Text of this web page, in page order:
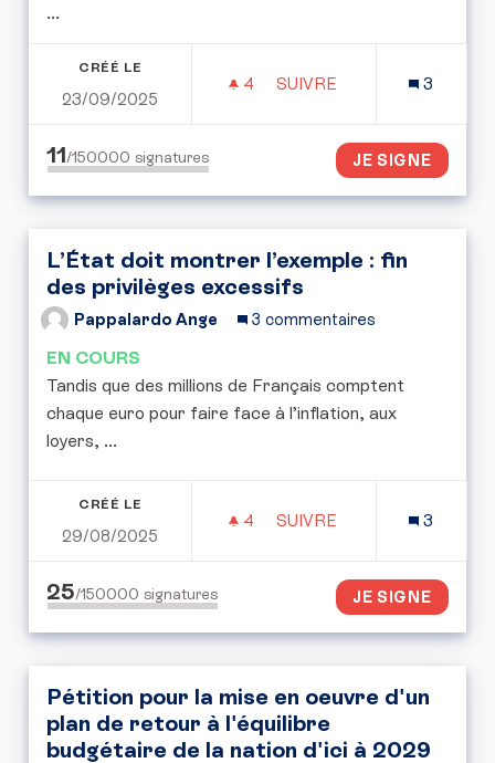
...
CRÉÉ LE
23/09/2025
4 4 ABONNÉS
SUIVRE
3
11/150000 signatures JE SIGNE
L’État doit montrer l’exemple : fin
des privilèges excessifs
Pappalardo Ange 3 commentaires
EN COURS
Tandis que des millions de Français comptent
chaque euro pour faire face à l’inflation, aux
loyers, ...
CRÉÉ LE
29/08/2025
4 4 ABONNÉS
SUIVRE
3
25/150000 signatures JE SIGNE
Pétition pour la mise en oeuvre d'un
plan de retour à l'équilibre
budgétaire de la nation d'ici à 2029